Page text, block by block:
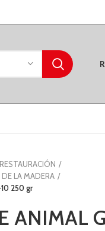
LA MADERA
10 250 gr
ANIMAL